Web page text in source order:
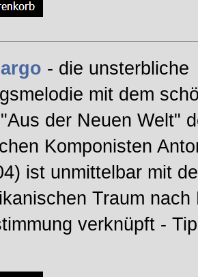
- die unsterbliche
mit dem
der Neuen Welt"
Komponisten
ist unmittelbar mit
Traum nach
verknüpft -